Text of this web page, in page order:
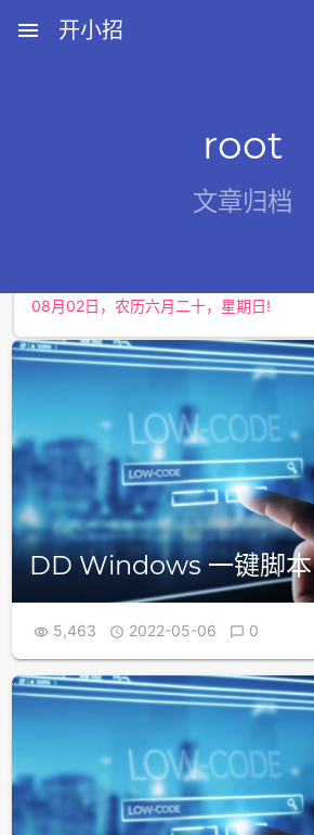
menu 开小招
root
文章归档
DD Windows 一键脚本
 5,463  2022-05-06  0
08月06日，农历六月廿四，星期四!
08月02日，农历六月二十，星期日!